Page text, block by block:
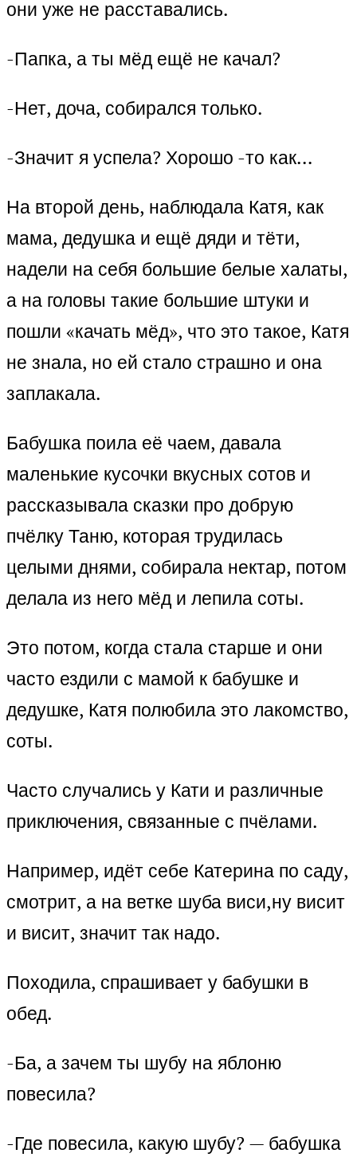
они уже не расставались.
-Папка, а ты мёд ещё не качал?
-Нет, доча, собирался только.
-Значит я успела? Хорошо -то как…
На второй день, наблюдала Катя, как
мама, дедушка и ещё дяди и тёти,
надели на себя большие белые халаты,
а на головы такие большие штуки и
пошли «качать мёд», что это такое, Катя
не знала, но ей стало страшно и она
заплакала.
Бабушка поила её чаем, давала
маленькие кусочки вкусных сотов и
рассказывала сказки про добрую
пчёлку Таню, которая трудилась
целыми днями, собирала нектар, потом
делала из него мёд и лепила соты.
Это потом, когда стала старше и они
часто ездили с мамой к бабушке и
дедушке, Катя полюбила это лакомство,
соты.
Часто случались у Кати и различные
приключения, связанные с пчёлами.
Например, идёт себе Катерина по саду,
смотрит, а на ветке шуба виси,ну висит
и висит, значит так надо.
Походила, спрашивает у бабушки в
обед.
-Ба, а зачем ты шубу на яблоню
повесила?
-Где повесила, какую шубу? — бабушка